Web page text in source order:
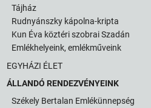
Tájház
Rudnyánszky kápolna-kripta
Kun Éva köztéri szobrai Szadán
Emlékhelyeink, emlékműveink
EGYHÁZI ÉLET
ÁLLANDÓ RENDEZVÉNYEINK
Székely Bertalan Emlékünnepség